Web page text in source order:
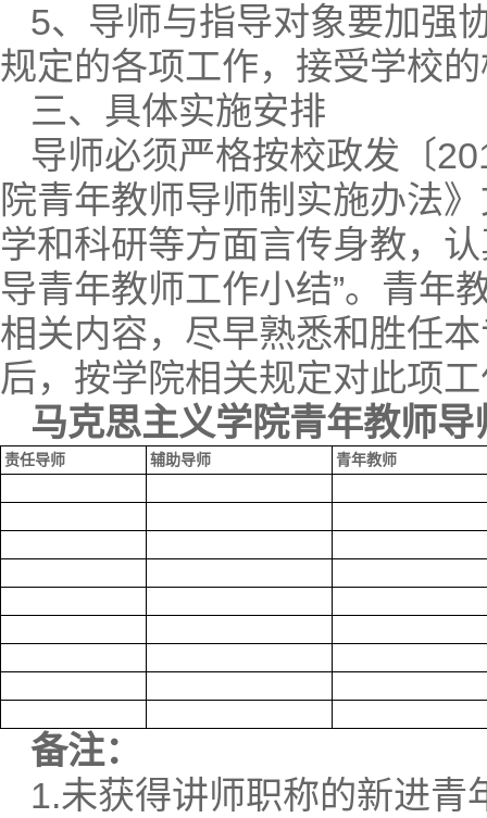
5、导师与指导对象要加强
规定的各项工作，接受学校
三、具体实施安排
导师必须严格按校政发〔
院青年教师导师制实施办法
学和科研等方面言传身教，
导青年教师工作小结”。青年
相关内容，尽早熟悉和胜任
后，按学院相关规定对此项
马克思主义学院青年教师导
责任导师 辅助导师 青年教师
备注：
1.未获得讲师职称的新进青